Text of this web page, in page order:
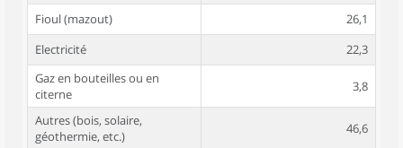
Fioul (mazout)
26,1
Electricité
22,3
Gaz en bouteilles ou en
citerne
3,8
Autres (bois, solaire,
géothermie, etc.)
46,6